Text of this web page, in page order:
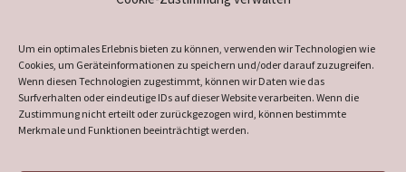
Um ein optimales Erlebnis bieten zu können, verwenden wir Technologien wie
Cookies, um Geräteinformationen zu speichern und/oder darauf zuzugreifen.
Wenn diesen Technologien zugestimmt, können wir Daten wie das
Surfverhalten oder eindeutige IDs auf dieser Website verarbeiten. Wenn die
Zustimmung nicht erteilt oder zurückgezogen wird, können bestimmte
Merkmale und Funktionen beeinträchtigt werden.
supported by DÖ